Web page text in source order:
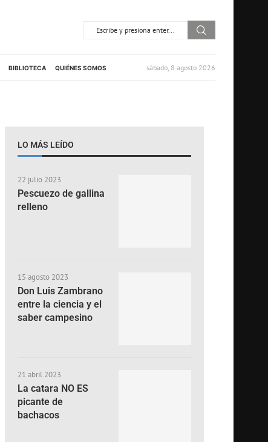
BIBLIOTECA QUIÉNES SOMOS sábado, 8 agosto 2026
LO MÁS LEÍDO
22 julio 2023
Pescuezo de gallina
relleno
15 agosto 2023
Don Luis Zambrano
entre la ciencia y el
saber campesino
21 abril 2023
La catara NO ES
picante de
bachacos